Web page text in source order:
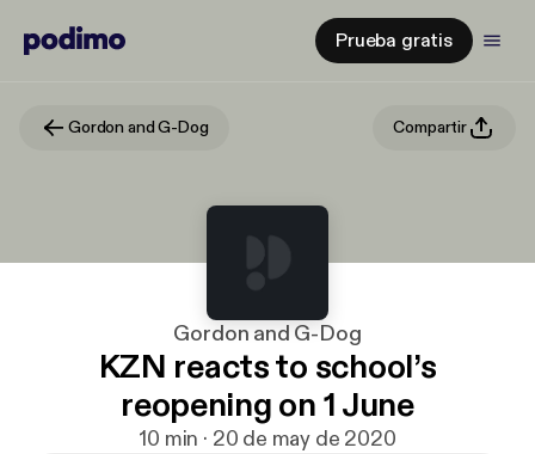
Prueba gratis
Gordon and G-Dog Compartir
Gordon and G-Dog
KZN reacts to school’s
reopening on 1 June
10 min · 20 de may de 2020